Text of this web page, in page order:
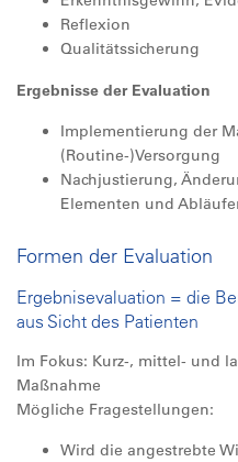
Reflexion
Qualitätssicherung
Ergebnisse der Evaluation
Implementierung der
(Routine-)Versorgung
Nachjustierung,
Elementen und
Formen der Evaluation
Ergebnisevaluation = die
aus Sicht des Patienten
Im Fokus: Kurz-, mittel- und
Maßnahme
Mögliche Fragestellungen:
Wird die angestrebte